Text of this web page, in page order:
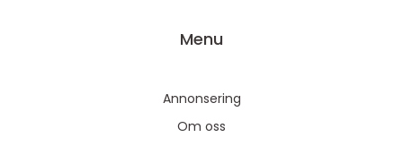
Menu
Annonsering
Om oss